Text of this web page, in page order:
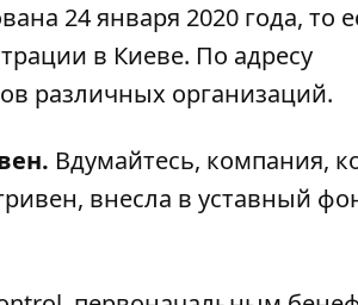
24 января 2020 года, то
в Киеве. По адресу
различных организаций.
Вдумайтесь, компания,
внесла в уставный